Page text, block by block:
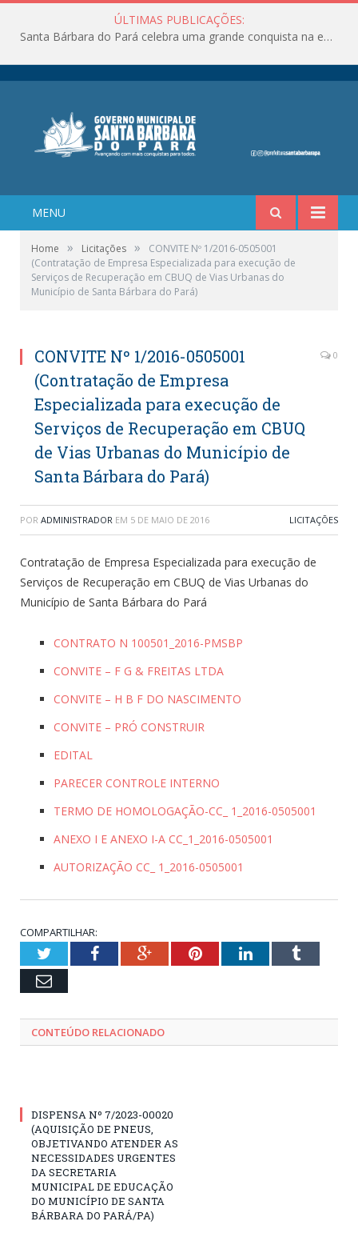
ÚLTIMAS PUBLICAÇÕES:
Santa Bárbara do Pará celebra uma grande conquista na educação!
MENU
Home » Licitações »
CONVITE Nº 1/2016-0505001
(Contratação de Empresa Especializada para execução de
Serviços de Recuperação em CBUQ de Vias Urbanas do
Município de Santa Bárbara do Pará)
CONVITE Nº 1/2016-0505001
(Contratação de Empresa
Especializada para execução de
Serviços de Recuperação em CBUQ
de Vias Urbanas do Município de
Santa Bárbara do Pará)
0
POR ADMINISTRADOR EM 5 DE MAIO DE 2016 LICITAÇÕES
Contratação de Empresa Especializada para execução de
Serviços de Recuperação em CBUQ de Vias Urbanas do
Município de Santa Bárbara do Pará
CONTRATO N 100501_2016-PMSBP
CONVITE – F G & FREITAS LTDA
CONVITE – H B F DO NASCIMENTO
CONVITE – PRÓ CONSTRUIR
EDITAL
PARECER CONTROLE INTERNO
TERMO DE HOMOLOGAÇÃO-CC_ 1_2016-0505001
ANEXO I E ANEXO I-A CC_1_2016-0505001
AUTORIZAÇÃO CC_ 1_2016-0505001
COMPARTILHAR:
TwitterFacebookGoogle+PinterestLinkedInTumblr
Email
CONTEÚDO RELACIONADO
DISPENSA Nº 7/2023-00020
(AQUISIÇÃO DE PNEUS,
OBJETIVANDO ATENDER AS
NECESSIDADES URGENTES
DA SECRETARIA
MUNICIPAL DE EDUCAÇÃO
DO MUNICÍPIO DE SANTA
BÁRBARA DO PARÁ/PA)